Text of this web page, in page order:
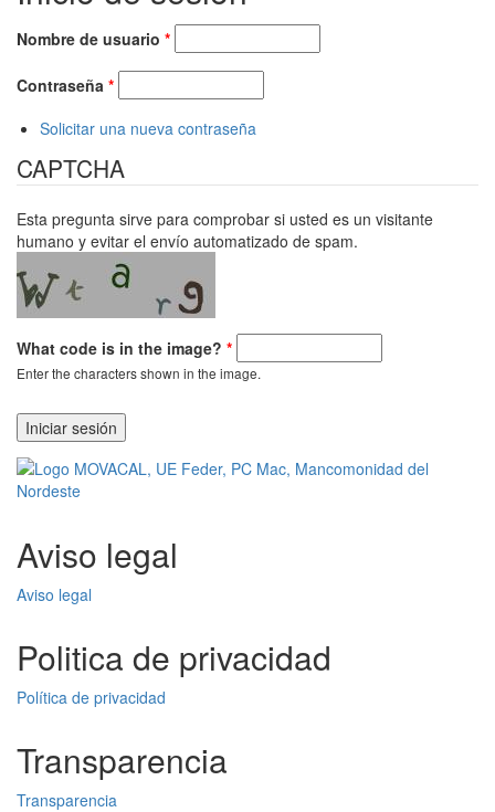
Nombre de usuario *
Contraseña *
Solicitar una nueva contraseña
CAPTCHA
Esta pregunta sirve para comprobar si usted es un visitante
humano y evitar el envío automatizado de spam.
What code is in the image? *
Enter the characters shown in the image.
Aviso legal
Aviso legal
Politica de privacidad
Política de privacidad
Transparencia
Transparencia